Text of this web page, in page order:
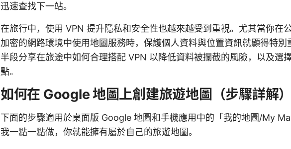
迅速查找下一站。
在旅行中，使用 VPN 提升隱私和安全性也越來越受到重視。尤其當你在
加密的網路環境中使用地圖服務時，保護個人資料與位置資訊就顯得特別
半段分享在旅途中如何合理搭配 VPN 以降低資料被攔截的風險，以及選
點。
如何在 Google 地圖上創建旅遊地圖（步驟詳解）
下面的步驟適用於桌面版 Google 地圖和手機應用中的「我的地圖/My
我一點一點做，你就能擁有屬於自己的旅遊地圖。